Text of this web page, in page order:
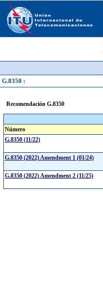
G.8350 :
Recomendación G.8350
Número
G.8350 (11/22)
G.8350 (2022) Amendment 1 (01/24)
G.8350 (2022) Amendment 2 (11/25)